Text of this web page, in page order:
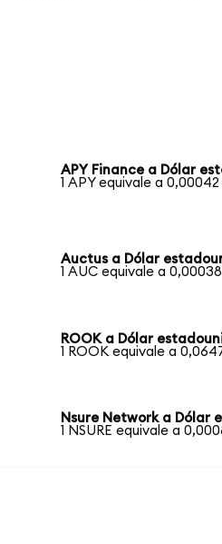
APY Finance a Dólar
1 APY equivale a 0,00042
Auctus a Dólar
1 AUC equivale a
ROOK a Dólar
1 ROOK equivale a
Nsure Network a Dólar
1 NSURE equivale a